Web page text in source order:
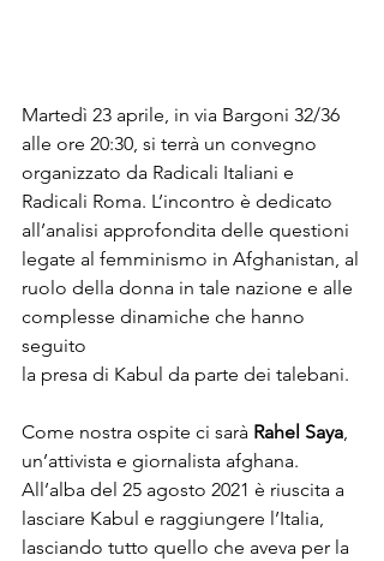
Martedì 23 aprile, in via Bargoni 32/36
alle ore 20:30, si terrà un convegno
organizzato da Radicali Italiani e
Radicali Roma. L’incontro è dedicato
all’analisi approfondita delle questioni
legate al femminismo in Afghanistan, al
ruolo della donna in tale nazione e alle
complesse dinamiche che hanno
seguito
la presa di Kabul da parte dei talebani.
Come nostra ospite ci sarà Rahel Saya
un’attivista e giornalista afghana.
All’alba del 25 agosto 2021 è riuscita a
lasciare Kabul e raggiungere l’Italia,
lasciando tutto quello che aveva per la